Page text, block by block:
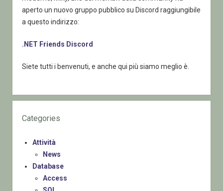
aperto un nuovo gruppo pubblico su Discord raggiungibile
a questo indirizzo:
.NET Friends Discord
Siete tutti i benvenuti, e anche qui più siamo meglio è.
Categories
Attività
News
Database
Access